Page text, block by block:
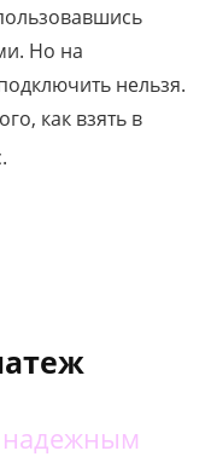
Но на
нельзя.
как взять в